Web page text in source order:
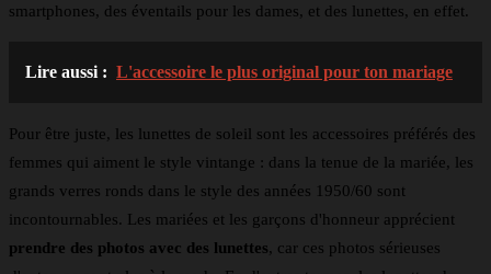
smartphones, des éventails pour les dames, et des lunettes, en effet.
Lire aussi : L'accessoire le plus original pour ton mariage
Pour être juste, les lunettes de soleil sont les accessoires préférés des
femmes qui aiment le style vintange : dans la tenue de la mariée, les
grands verres ronds dans le style des années 1950/60 sont
incontournables. Les mariées et les garçons d'honneur apprécient
prendre des photos avec des lunettes, car ces photos sérieuses